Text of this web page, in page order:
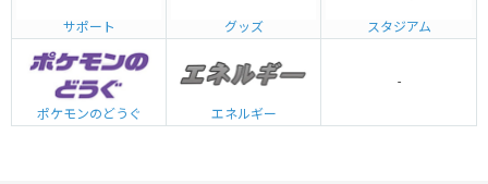
サポート グッズ スタジアム
ポケモンのどうぐ エネルギー
-